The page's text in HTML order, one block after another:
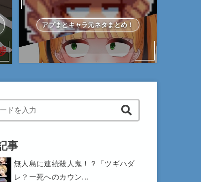
アプまとキャラ元ネタまとめ！
results are available use up and down
事
無人島に連続殺人鬼！？「ツギハダ
レ？ー死へのカウン...